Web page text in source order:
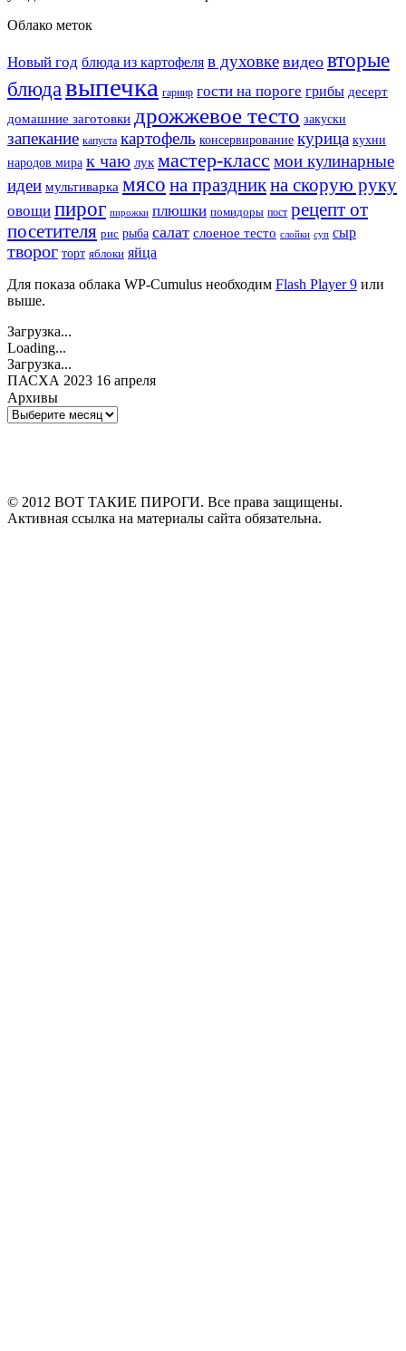
Облако меток
Новый год блюда из картофеля в духовке видео вторые
блюдавыпечка гарнир гости на пороге грибы десерт
домашние заготовки дрожжевое тесто закуски
запекание капуста картофель консервирование курица кухни
народов мира к чаю лук мастер-класс мои кулинарные
идеи мультиварка мясо на праздникна скорую руку
овощи пирог пирожки плюшки помидоры пост рецепт от
посетителя рис рыба салат слоеное тесто слойки суп сыр
творог торт яблоки яйца
Для показа облака WP-Cumulus необходим Flash Player 9 или
выше.
Загрузка...
Loading...
Загрузка...
ПАСХА 2023 16 апреля
Архивы
Архивы
© 2012 ВОТ ТАКИЕ ПИРОГИ. Все права защищены.
Активная ссылка на материалы сайта обязательна.